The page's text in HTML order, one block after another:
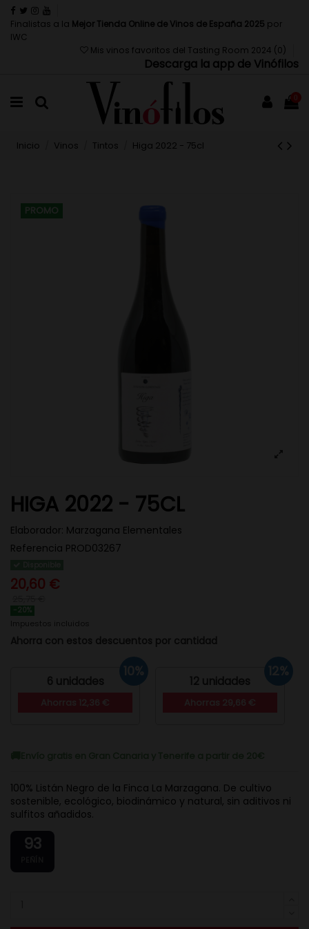
Finalistas a la Mejor Tienda Online de Vinos de España 2025 por
IWC
Mis vinos favoritos del Tasting Room 2024 (0 )
Descarga la app de Vinófilos
0
Inicio Vinos Tintos Higa 2022 - 75cl
PROMO
HIGA 2022 - 75CL
Elaborador: Marzagana Elementales
Referencia PROD03267
20,60 €
-20%
Impuestos incluidos
Ahorra con estos descuentos por cantidad
6 unidades
10%
12 unidades
12%
100% Listán Negro de la Finca La Marzagana. De cultivo
sostenible, ecológico, biodinámico y natural, sin aditivos ni
sulfitos añadidos.
93